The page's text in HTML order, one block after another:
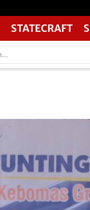
STATECRAFT